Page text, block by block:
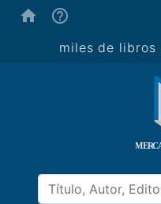
miles de libros